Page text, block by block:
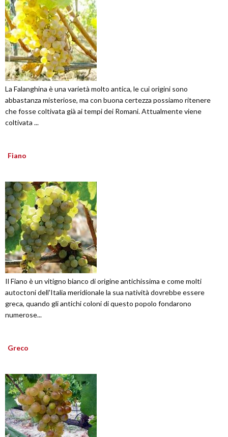
La Falanghina è una varietà molto antica, le cui origini sono
abbastanza misteriose, ma con buona certezza possiamo ritenere
che fosse coltivata già ai tempi dei Romani. Attualmente viene
coltivata ...
Fiano
Il Fiano è un vitigno bianco di origine antichissima e come molti
autoctoni dell'Italia meridionale la sua natività dovrebbe essere
greca, quando gli antichi coloni di questo popolo fondarono
numerose...
Greco